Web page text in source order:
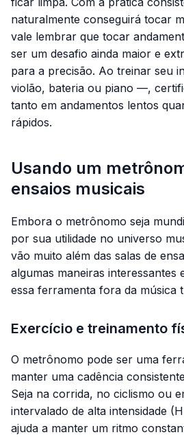
naturalmente conseguirá tocar
vale lembrar que tocar
ser um desafio ainda maior e
para a precisão. Ao treinar seu
violão, bateria ou piano —,
tanto em andamentos lentos
rápidos.
Usando um
ensaios musicais
Embora o metrônomo seja
por sua utilidade no universo
vão muito além das salas de
algumas maneiras interessantes
essa ferramenta fora da música
Exercício e treinamento
O metrônomo pode ser uma
manter uma cadência
Seja na corrida, no ciclismo ou
intervalado de alta intensidade
ajuda a manter um ritmo